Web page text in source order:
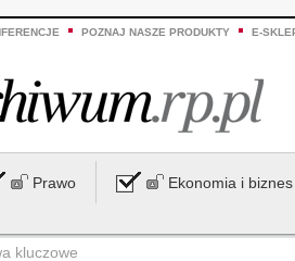
POZNAJ NASZE PRODUKTY E-
Prawo Ekonomia i biznes